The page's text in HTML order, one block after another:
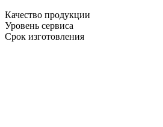
Качество продукции
Уровень сервиса
Срок изготовления